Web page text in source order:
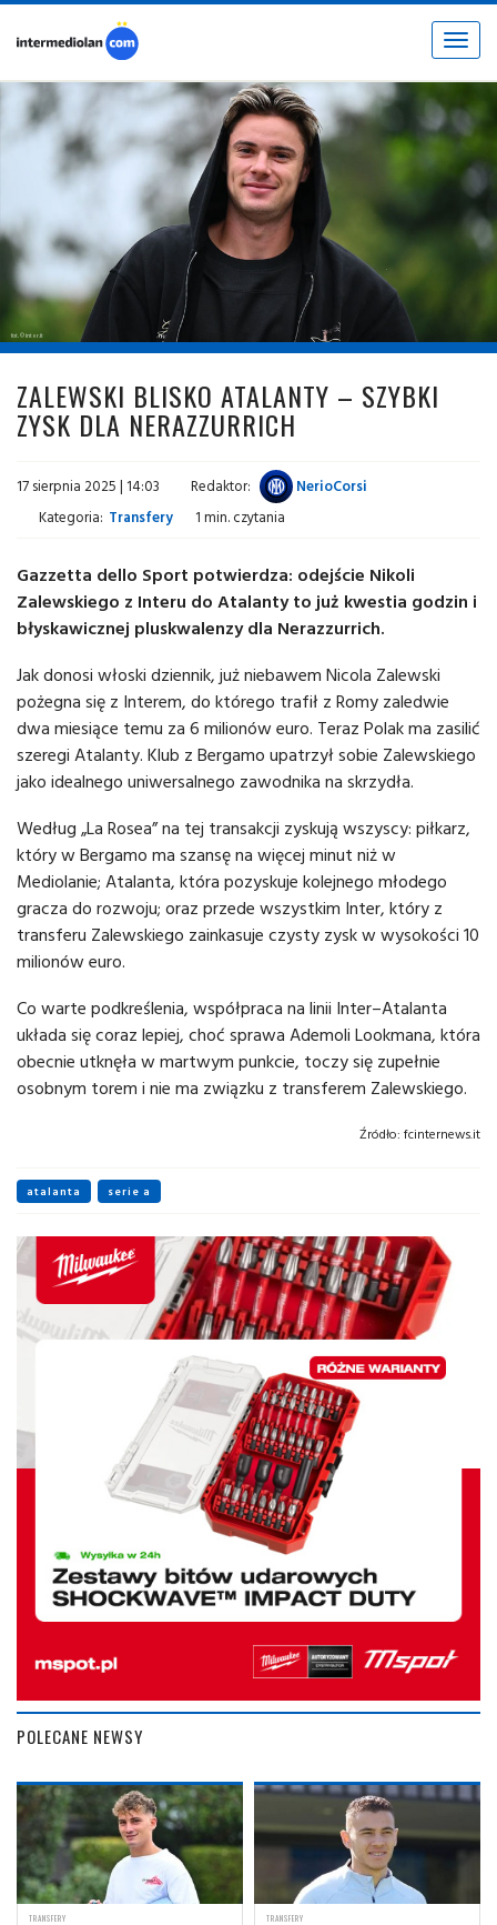
Toggle
fot. © inter.it
ZALEWSKI BLISKO ATALANTY – SZYBKI
ZYSK DLA NERAZZURRICH
17 sierpnia 2025 | 14:03 Redaktor:
NerioCorsi
Kategoria: Transfery 1 min. czytania
Gazzetta dello Sport potwierdza: odejście Nikoli
Zalewskiego z Interu do Atalanty to już kwestia godzin i
błyskawicznej pluskwalenzy dla Nerazzurrich.
Jak donosi włoski dziennik, już niebawem Nicola Zalewski
pożegna się z Interem, do którego trafił z Romy zaledwie
dwa miesiące temu za 6 milionów euro. Teraz Polak ma zasilić
szeregi Atalanty. Klub z Bergamo upatrzył sobie Zalewskiego
jako idealnego uniwersalnego zawodnika na skrzydła.
Według „La Rosea” na tej transakcji zyskują wszyscy: piłkarz,
który w Bergamo ma szansę na więcej minut niż w
Mediolanie; Atalanta, która pozyskuje kolejnego młodego
gracza do rozwoju; oraz przede wszystkim Inter, który z
transferu Zalewskiego zainkasuje czysty zysk w wysokości 10
milionów euro.
Co warte podkreślenia, współpraca na linii Inter–Atalanta
układa się coraz lepiej, choć sprawa Ademoli Lookmana, która
obecnie utknęła w martwym punkcie, toczy się zupełnie
osobnym torem i nie ma związku z transferem Zalewskiego.
Źródło: fcinternews.it
atalanta serie a
POLECANE NEWSY
TRANSFERY TRANSFERY